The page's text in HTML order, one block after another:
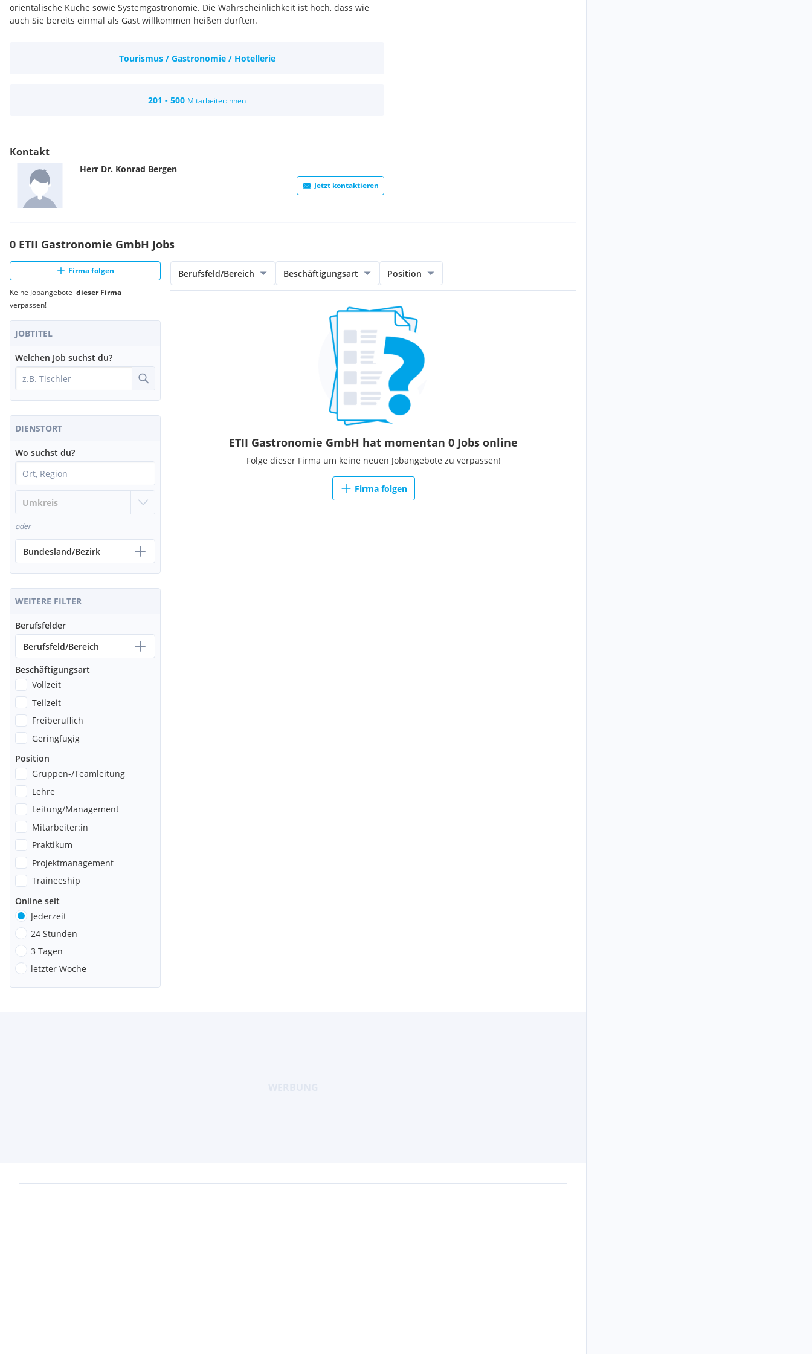
orientalische Küche sowie Systemgastronomie. Die Wahrscheinlichkeit ist hoch, dass wie
auch Sie bereits einmal als Gast willkommen heißen durften.
Tourismus / Gastronomie / Hotellerie
201 - 500 Mitarbeiter:innen
Kontakt
Herr Dr. Konrad Bergen
Jetzt kontaktieren
0 ETII Gastronomie GmbH Jobs
Firma folgen
Keine Jobangebote dieser Firma
verpassen!
JOBTITEL
Welchen Job suchst du?
DIENSTORT
Wo suchst du?
oder
Bundesland/Bezirk
WEITERE FILTER
Berufsfelder
Berufsfeld/Bereich
Beschäftigungsart
Vollzeit
Teilzeit
Freiberuflich
Geringfügig
Position
Gruppen-/Teamleitung
Lehre
Leitung/Management
Mitarbeiter:in
Praktikum
Projektmanagement
Traineeship
Online seit
Jederzeit
24 Stunden
3 Tagen
letzter Woche
Berufsfeld/Bereich Beschäftigungsart Position
ETII Gastronomie GmbH hat momentan 0 Jobs online
Folge dieser Firma um keine neuen Jobangebote zu verpassen!
Firma folgen